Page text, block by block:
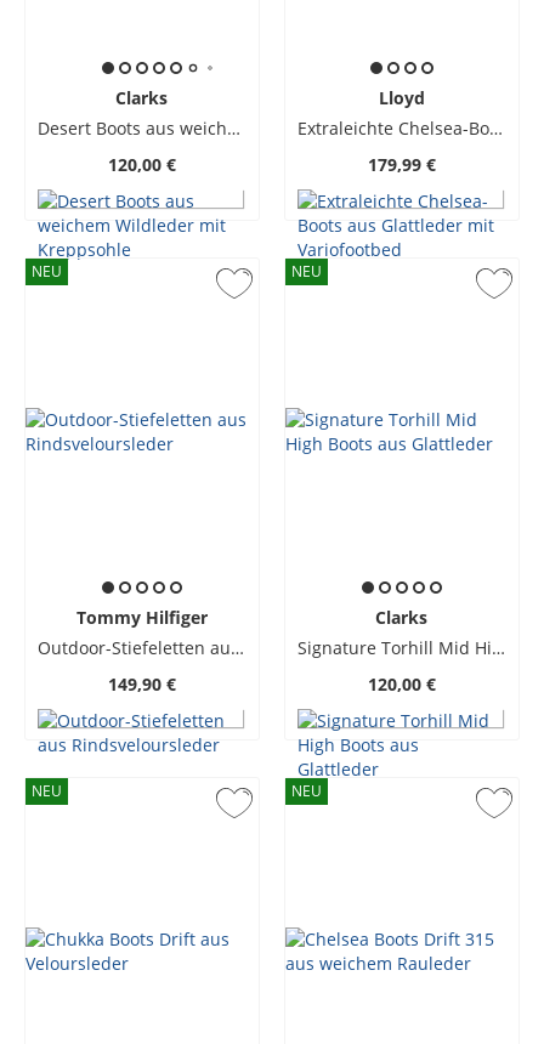
Clarks
Desert Boots aus weichem Wildleder mit Kreppsohle
120,00 €
Lloyd
Extraleichte Chelsea-Boots aus Glattleder mit Variofootbed
179,99 €
NEU
Tommy Hilfiger
Outdoor-Stiefeletten aus Rindsveloursleder
149,90 €
NEU
Clarks
Signature Torhill Mid High Boots aus Glattleder
120,00 €
NEU NEU